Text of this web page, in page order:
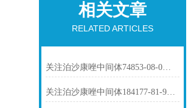
相关文章
RELATED ARTICLES
关注泊沙康唑中间体74853-08-0市场动态
关注泊沙康唑中间体184177-81-9市场动态